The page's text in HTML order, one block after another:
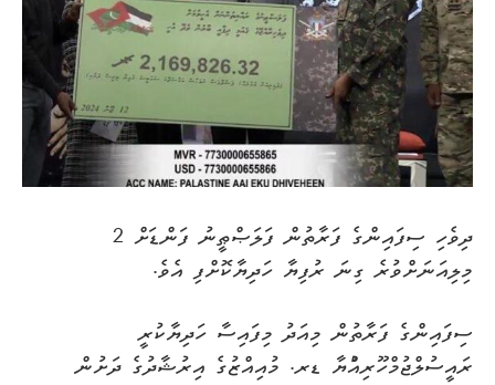
ދިވެހި ސިފައިންގެ ފަރާތުން ފަލަޞްޠީނު ފަންޑަށް 2
މިލިއަނަށްވުރެ ގިނަ ރުފިޔާ ހަދިޔާކޮށްފި އެވެ.
ސިފައިންގެ ފަރާތުން މިއަދު މިފައިސާ ހަދިޔާކުރީ
ރައީސުލްޖުމްހޫރިއްުޔާ ޑރ. މުއިއްޒުގެ އިރުޝާދުގެ ދަށުން